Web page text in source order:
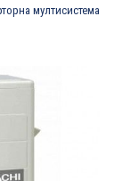
мултисистема